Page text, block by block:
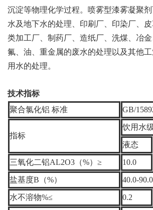
沉淀等物理化学过程。喷雾型漆雾凝聚
水及地下水的处理、印刷厂、印染厂、
类加工厂、制药厂、造纸厂、洗煤、冶
氟、油、重金属的废水的处理以及其他
用水的处理。
技术指标
聚合氯化铝 标准 GB/
指标
饮用水
液态
三氧化二铝AL2O3 （%） ≥ 10.0
盐基度B （%） 40.0-90.0
水不溶物%≤ 0.2